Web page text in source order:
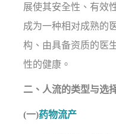
展使其安全性、有效
成为一种相对成熟的
构、由具备资质的医
性的健康。
二、人流的类型与选
(一)药物流产